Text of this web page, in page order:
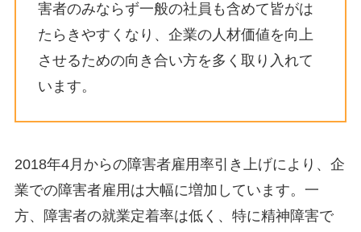
害者のみならず一般の社員も含めて皆がは
たらきやすくなり、企業の人材価値を向上
させるための向き合い方を多く取り入れて
います。
2018年4月からの障害者雇用率引き上げにより、企
業での障害者雇用は大幅に増加しています。一
方、障害者の就業定着率は低く、特に精神障害で